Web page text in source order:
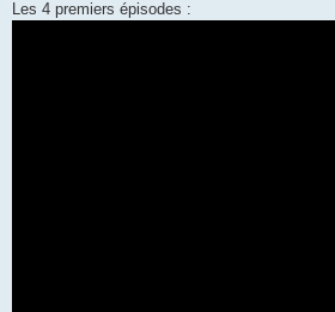
Les 4 premiers épisodes :